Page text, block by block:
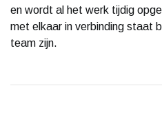
en wordt al het werk tijdig
met elkaar in verbinding staat
team zijn.